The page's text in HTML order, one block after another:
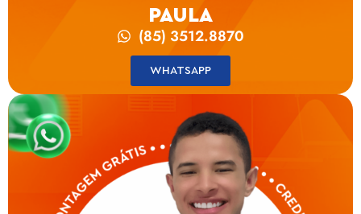
PAULA
(85) 3512.8870
WHATSAPP